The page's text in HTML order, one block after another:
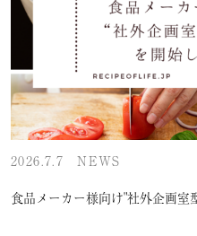
2026.7.7 NEWS
食品メーカー様向け"社外企画室